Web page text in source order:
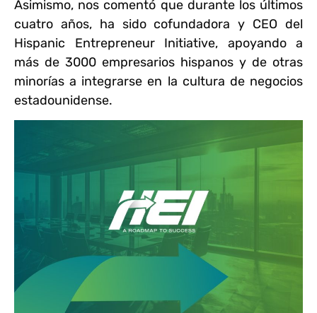
Asimismo, nos comentó que durante los últimos
cuatro años, ha sido cofundadora y CEO del
Hispanic Entrepreneur Initiative, apoyando a
más de 3000 empresarios hispanos y de otras
minorías a integrarse en la cultura de negocios
estadounidense.